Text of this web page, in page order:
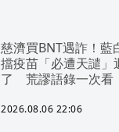
慈濟買BNT遇詐！藍
擋疫苗「必遭天譴」
了 荒謬語錄一次看
2026.08.06 22:06